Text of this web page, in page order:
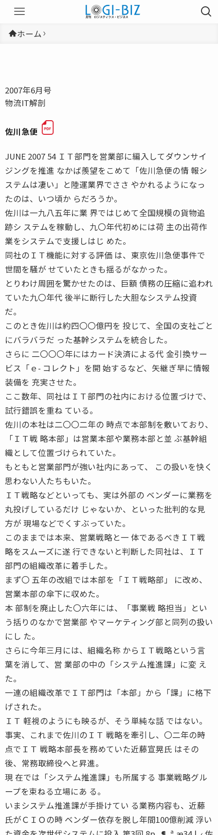
ホーム
2007年6月号
物流IT解剖
佐川急便
JUNE 2007 54 ＩＴ部門を営業部に編入してダウンサイ
ジングを推進 なかば羨望をこめて「佐川急便の情 報シ
ステムは凄い」と陸運業界でささ やかれるようになっ
たのは、いつ頃か らだろうか。
佐川は一九八五年に業 界ではじめて全国規模の貨物追
跡シ ステムを稼動し、九〇年代初めには荷 主の出荷作
業をシステムで支援しはじ めた。
同社のＩＴ機能に対する評価 は、東京佐川急便事件で
世間を騒が せていたときも揺るがなかった。
とりわけ周囲を驚かせたのは、巨額 債務の圧縮に追われ
ていた九〇年代 後半に断行した大胆なシステム投資
だ。
このとき佐川は約四〇〇億円を 投じて、全国の支社ごと
にバラバラだ った基幹システムを統合した。
さらに 二〇〇〇年にはカード決済による代 金引換サー
ビス「ｅ- コレクト」を開 始するなど、矢継ぎ早に情報
装備を 充実させた。
ここ数年、同社はＩＴ部門の社内における位置づけで、
試行錯誤を重ね ている。
佐川の本社は二〇〇二年の 時点で本部制を敷いており、
「ＩＴ戦 略本部」は営業本部や業務本部と並 ぶ基幹組
織として位置づけられていた。
もともと営業部門が強い社内にあって、 この扱いを快く
思わない人たちもいた。
ＩＴ戦略などといっても、実は外部の ベンダーに業務を
丸投げしているだけ じゃないか、といった批判的な見
方が 現場などでくすぶっていた。
このままでは本来、営業戦略と一 体であるべきＩＴ戦
略をスムーズに遂 行できないと判断した同社は、ＩＴ
部門の組織改革に着手した。
まず〇 五年の改組では本部を「ＩＴ戦略部」 に改め、
営業本部の傘下に収めた。
本 部制を廃止した〇六年には、「事業戦 略担当」とい
う括りのなかで営業部 やマーケティング部と同列の扱い
にし た。
さらに今年三月には、組織名称 からＩＴ戦略という言
葉を消して、営 業部の中の「システム推進課」に変 え
た。
一連の組織改革でＩＴ部門は「本部」から「課」に格下
げされた。
ＩＴ 軽視のようにも映るが、そう単純な話 ではない。
事実、これまで佐川のＩＴ 戦略を牽引し、〇二年の時
点でＩＴ 戦略本部長を務めていた近藤宣晃氏 はその
後、常務取締役へと昇進。
現 在では「システム推進課」も所属する 事業戦略グル
ープを束ねる立場にあ る。
いまシステム推進課が手掛けてい る業務内容も、近藤
氏がＣＩＯの時 ベンダー依存を脱し年間100億削減 浮い